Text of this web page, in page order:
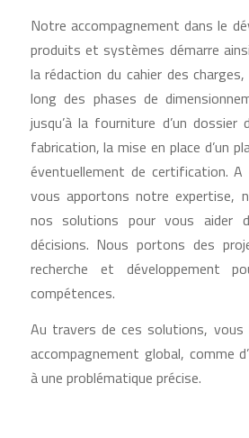
Notre accompagnement dans le
produits et systèmes démarre
la rédaction du cahier des
long des phases de
jusqu’à la fourniture d’un
fabrication, la mise en place d’un
éventuellement de certification. A
vous apportons notre expertise,
nos solutions pour vous aider
décisions. Nous portons des
recherche et développement
compétences.
Au travers de ces solutions, vous
accompagnement global, comme
à une problématique précise.